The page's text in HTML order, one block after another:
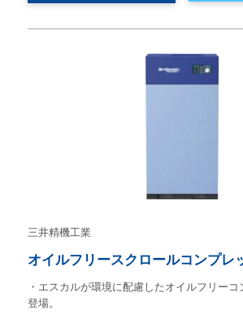
三井精機工業
オイルフリースクロールコンプレ
・エスカルが環境に配慮したオイルフリー
登場。